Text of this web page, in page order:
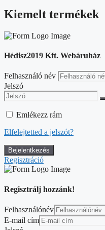
Kiemelt termékek
Hédisz2019 Kft. Webáruház
Felhasználó név
Jelszó
Emlékezz rám
Elfelejtetted a jelszót?
Regisztráció
Regisztrálj hozzánk!
Felhasználónév
E-mail cím